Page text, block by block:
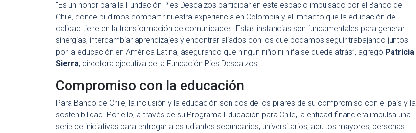
“Es un honor para la Fundación Pies Descalzos participar en este espacio impulsado por el Banco de
Chile, donde pudimos compartir nuestra experiencia en Colombia y el impacto que la educación de
calidad tiene en la transformación de comunidades. Estas instancias son fundamentales para generar
sinergias, intercambiar aprendizajes y encontrar aliados con los que podamos seguir trabajando juntos
por la educación en América Latina, asegurando que ningún niño ni niña se quede atrás”, agregó Patricia
Sierra, directora ejecutiva de la Fundación Pies Descalzos.
Compromiso con la educación
Para Banco de Chile, la inclusión y la educación son dos de los pilares de su compromiso con el país y la
sostenibilidad. Por ello, a través de su Programa Educación para Chile, la entidad financiera impulsa una
serie de iniciativas para entregar a estudiantes secundarios, universitarios, adultos mayores, personas